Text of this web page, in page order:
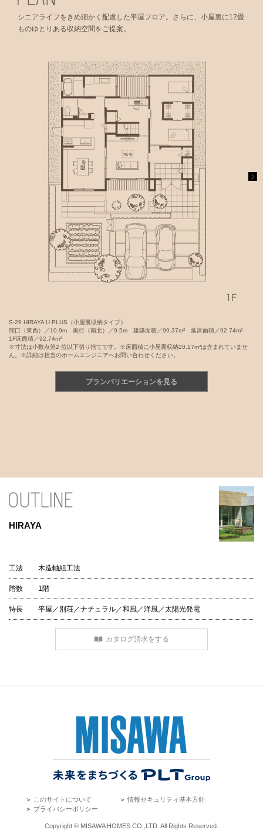
シニアライフをきめ細かく配慮した平屋フロア。さらに、小屋裏に12畳
ものゆとりある収納空間をご提案。
S-29 HIRAYA U PLUS（小屋裏収納タイプ）
間口（東西）／10.9m 奥行（南北）／9.5m 建築面積／99.37m² 延床面積／92.74m²
1F床面積／92.74m²
※寸法は小数点第2 位以下切り捨てです。※床面積に小屋裏収納20.17m²は含まれていませ
ん。※詳細は担当のホームエンジニアへお問い合わせください。
プランバリエーションを見る
HIRAYA
工法 木造軸組工法
階数 1階
特長 平屋／別荘／ナチュラル／和風／洋風／太陽光発電
カタログ請求をする
＞ このサイトについて ＞情報セキュリティ基本方針
＞ プライバシーポリシー
Copyright © MISAWA HOMES CO.,LTD. All Rights Reserved.